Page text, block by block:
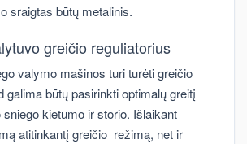
sraigtas būtų metalinis.
greičio reguliatorius
valymo mašinos turi turėti greičio
galima būtų pasirinkti optimalų greitį
kietumo ir storio. Išlaikant
atitinkantį greičio režimą, net ir